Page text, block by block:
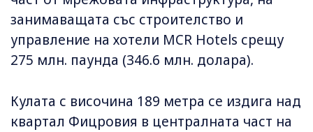
занимаващата със строителство и
управление на хотели MCR Hotels срещу
275 млн. паунда (346.6 млн. долара).
Кулата с височина 189 метра се издига над
квартал Фицровия в централната част на